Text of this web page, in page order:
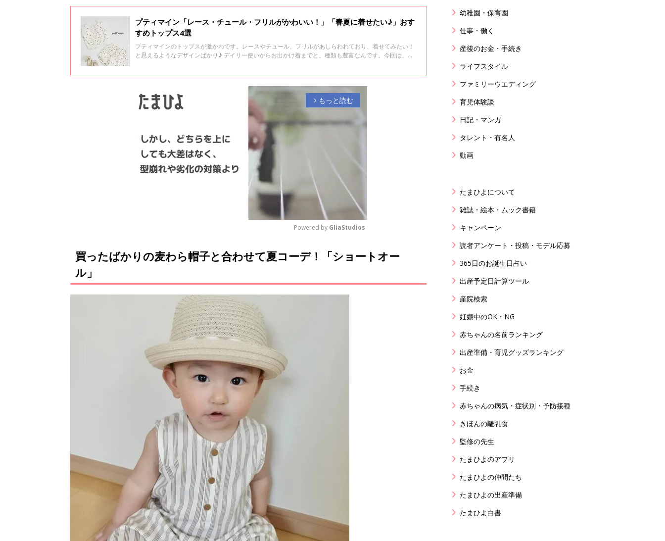
プティマイン「レース・チュール・フリルがかわいい！」「春夏に着せたい♪」おす
すめトップス4選
プティマインのトップスが激かわです。レースやチュール、フリルがあしらわれており、着せてみたい！
と思えるようなデザインばかり♪ デイリー使いからお出かけ着までと、種類も豊富なんです。今回は、そ
arrow_forward_ios もっと読む
M
t
e
Powered by GliaStudios
買ったばかりの麦わら帽子と合わせて夏コーデ！「ショートオー
ル」
幼稚園・保育園
仕事・働く
産後のお金・手続き
ライフスタイル
ファミリーウエディング
育児体験談
日記・マンガ
タレント・有名人
動画
たまひよについて
雑誌・絵本・ムック書籍
キャンペーン
読者アンケート・投稿・モデル応募
365日のお誕生日占い
出産予定日計算ツール
産院検索
妊娠中のOK・NG
赤ちゃんの名前ランキング
出産準備・育児グッズランキング
お金
手続き
赤ちゃんの病気・症状別・予防接種
きほんの離乳食
監修の先生
たまひよのアプリ
たまひよの仲間たち
たまひよの出産準備
たまひよ白書